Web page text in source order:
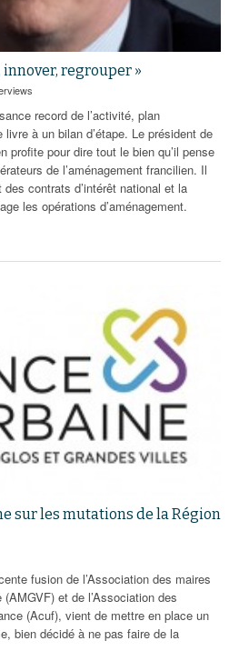
innover, regrouper »
record de l’activité, plan
à un bilan d’étape. Le président de
profite pour dire tout le bien qu’il pense
de l’aménagement francilien. Il
des contrats d’intérêt national et la
les opérations d’aménagement.
sur les mutations de la Région
fusion de l’Association des maires
et de l’Association des
(Acuf), vient de mettre en place un
bien décidé à ne pas faire de la